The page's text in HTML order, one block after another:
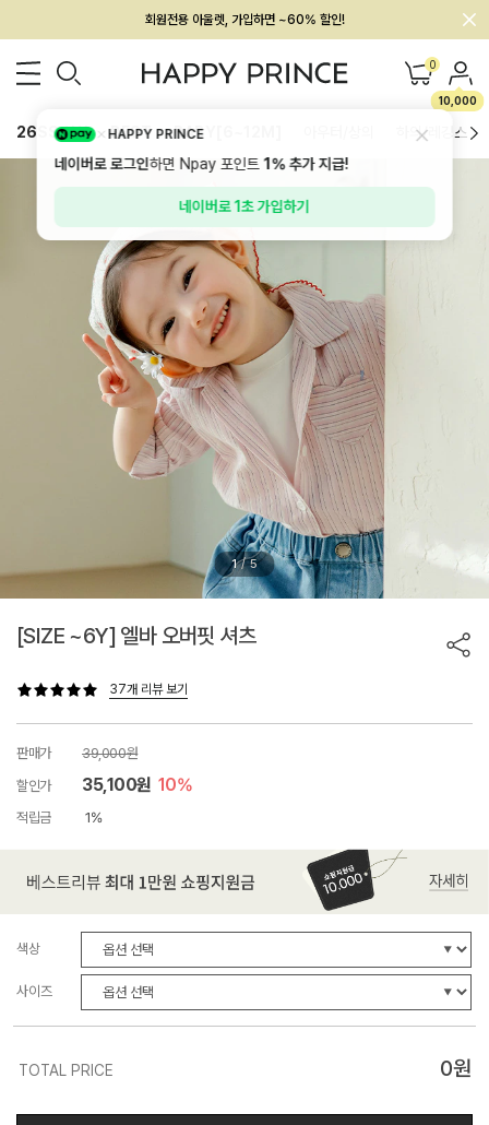
회원전용 아울렛, 가입하면 ~60% 할인!
멤버십 최대 28,000원 혜택 0
10,000
26SS 신상 BEST BABY[6~12M] 하의/레깅스
1 / 5
[SIZE ~6Y] 엘바 오버핏 셔츠
37개 리뷰 보기
판매가
39,000원
할인가
35,100원 10%
적립금 1%
색상
사이즈
TOTAL PRICE 0원
HAPPY PRINCE
네이버로 로그인하면 Npay 포인트1%추가 지급!
네이버로 1초 가입하기